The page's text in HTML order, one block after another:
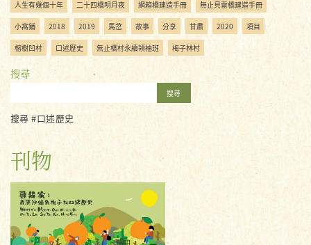
人生有幾個十年 二十四橋明月夜 網箱橋建造手冊 無止貝雷橋建造手冊
小窩鋪 2018 2019 馬岔 故事 分享 甘肅 2020 項目
榕樹凹村 口述歷史 無止橋村永續領袖班 梅子林村
搜尋
搜尋
搜尋 #口述歷史
刊物